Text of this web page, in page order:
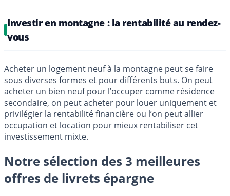
Investir en montagne : la rentabilité au rendez-
vous
Acheter un logement neuf à la montagne peut se faire
sous diverses formes et pour différents buts. On peut
acheter un bien neuf pour l’occuper comme résidence
secondaire, on peut acheter pour louer uniquement et
privilégier la rentabilité financière ou l’on peut allier
occupation et location pour mieux rentabiliser cet
investissement mixte.
Notre sélection des 3 meilleures
offres de livrets épargne